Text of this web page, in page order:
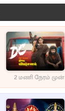
2 மணி நேரம் முன்